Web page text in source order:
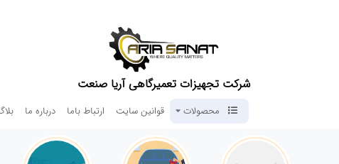
شرکت تجهیزات تعمیرگاهی آریا صنعت
محصولات قوانین سایت ارتباط باما درباره ما